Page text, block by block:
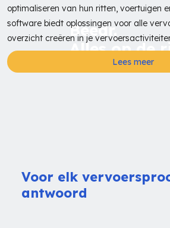
Beedr.
Alles op de
optimaliseren van hun ritten, voertuigen
software biedt oplossingen voor alle
overzicht creëren in je
Lees meer
Voor elk
antwoord